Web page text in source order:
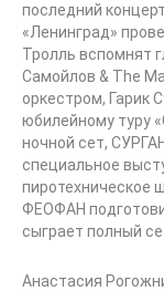
последний
«Ленинград»
Тролль вспомнят
Самойлов & The
оркестром, Гарик
юбилейному туру
ночной сет,
специальное
пиротехническое
ФЕОФАН
сыграет полный
Анастасия